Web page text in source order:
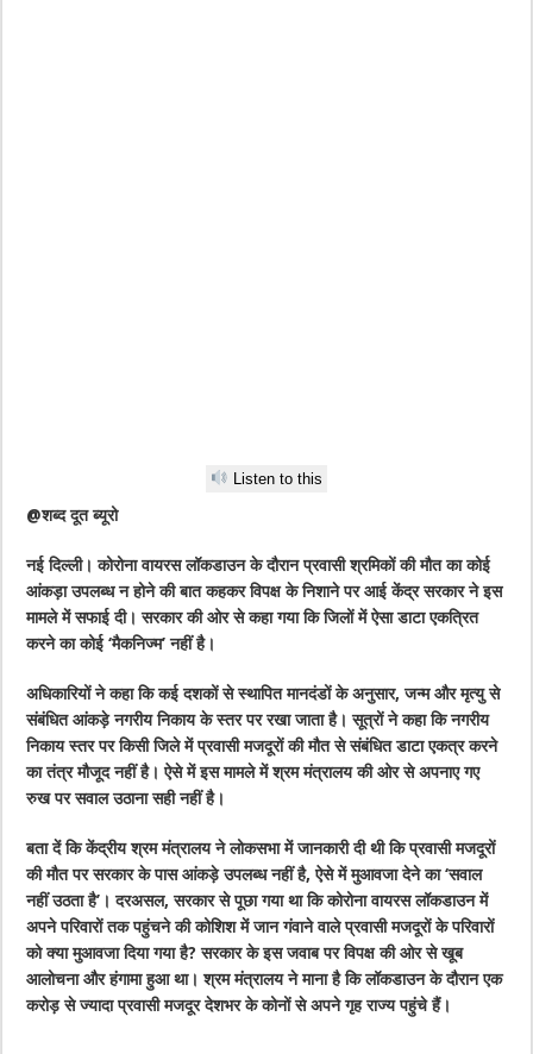
Listen to this
@शब्द दूत ब्यूरो
नई दिल्ली। कोरोना वायरस लॉकडाउन के दौरान प्रवासी श्रमिकों की मौत का कोई
आंकड़ा उपलब्‍ध न होने की बात कहकर विपक्ष के निशाने पर आई केंद्र सरकार ने इस
मामले में सफाई दी। सरकार की ओर से कहा गया कि जिलों में ऐसा डाटा एकत्रित
करने का कोई ‘मैकनिज्‍म’ नहीं है।
अधिकारियों ने कहा कि कई दशकों से स्‍थापित मानदंडों के अनुसार, जन्‍म और मृत्‍यु से
संबंधित आंकड़े नगरीय निकाय के स्‍तर पर रखा जाता है। सूत्रों ने कहा कि नगरीय
निकाय स्‍तर पर किसी जिले में प्रवासी मजदूरों की मौत से संबंधित डाटा एक‍त्र करने
का तंत्र मौजूद नहीं है। ऐसे में इस मामले में श्रम मंत्रालय की ओर से अपनाए गए
रुख पर सवाल उठाना सही नहीं है।
बता दें कि केंद्रीय श्रम मंत्रालय ने लोकसभा में जानकारी दी थी कि प्रवासी मजदूरों
की मौत पर सरकार के पास आंकड़े उपलब्ध नहीं है, ऐसे में मुआवजा देने का ‘सवाल
नहीं उठता है’। दरअसल, सरकार से पूछा गया था कि कोरोना वायरस लॉकडाउन में
अपने परिवारों तक पहुंचने की कोशिश में जान गंवाने वाले प्रवासी मजदूरों के परिवारों
को क्या मुआवजा दिया गया है? सरकार के इस जवाब पर विपक्ष की ओर से खूब
आलोचना और हंगामा हुआ था। श्रम मंत्रालय ने माना है कि लॉकडाउन के दौरान एक
करोड़ से ज्यादा प्रवासी मजदूर देशभर के कोनों से अपने गृह राज्य पहुंचे हैं।